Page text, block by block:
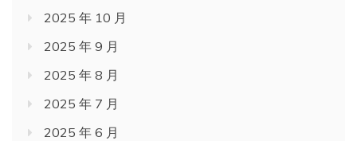
2025 年 10 月
2025 年 9 月
2025 年 8 月
2025 年 7 月
2025 年 6 月